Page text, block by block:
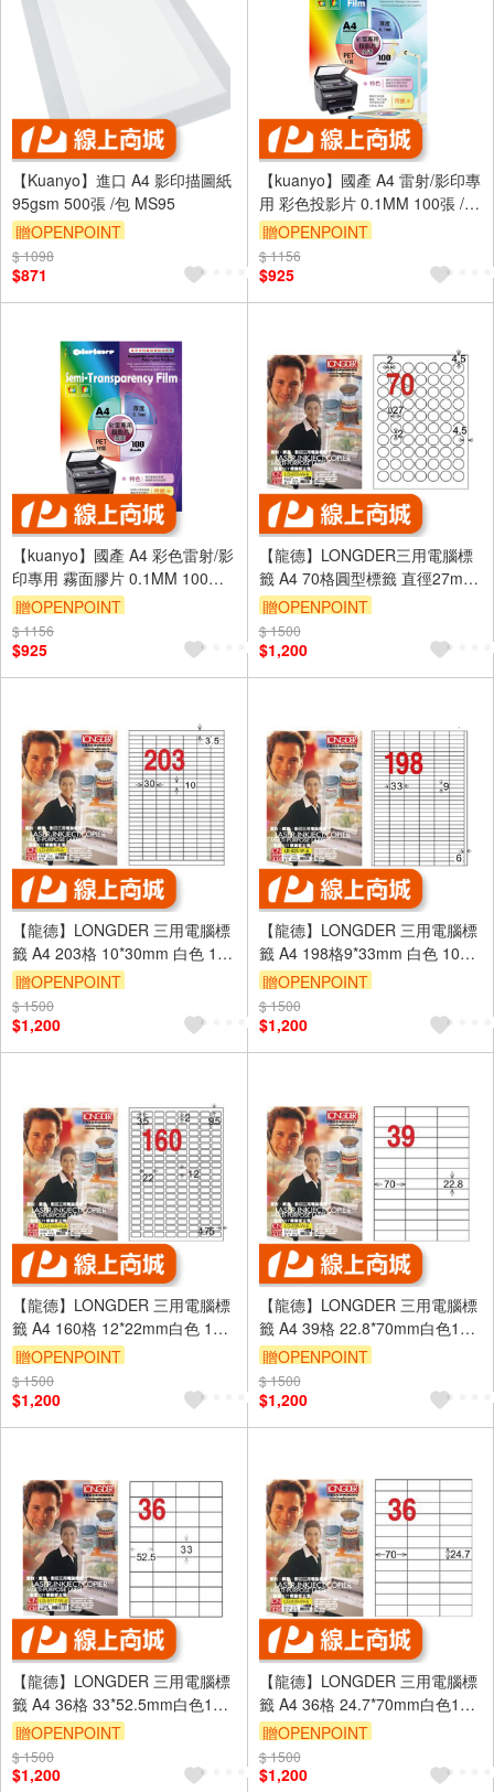
【Kuanyo】進口 A4 影印描圖紙
95gsm 500張 /包 MS95
贈OPENPOINT
$ 1098
$871
【kuanyo】國產 A4 雷射/影印專
用 彩色投影片 0.1MM 100張 /包
FSC01
贈OPENPOINT
$ 1156
$925
【kuanyo】國產 A4 彩色雷射/影
印專用 霧面膠片 0.1MM 100張 /
包 FC300
贈OPENPOINT
$ 1156
$925
【龍德】LONGDER三用電腦標
籤 A4 70格圓型標籤 直徑27mm
白色105張3盒/組 LD-822-W-
A(適用雷射、噴墨、影印)
贈OPENPOINT
$ 1500
$1,200
【龍德】LONGDER 三用電腦標
籤 A4 203格 10*30mm 白色 105
張 3盒/組 LD-850-W-A(適用雷
射、噴墨、影印)
贈OPENPOINT
$ 1500
$1,200
【龍德】LONGDER 三用電腦標
籤 A4 198格9*33mm 白色 105
張 3盒/組 LD-825-W-A(適用雷
射、噴墨、影印)
贈OPENPOINT
$ 1500
$1,200
【龍德】LONGDER 三用電腦標
籤 A4 160格 12*22mm白色 105
張 3盒/組 LD-8100-W-A(適用雷
射、噴墨、影印)
贈OPENPOINT
$ 1500
$1,200
【龍德】LONGDER 三用電腦標
籤 A4 39格 22.8*70mm白色105
張 3盒/組 LD-838-W-A(適用雷
射、噴墨、影印)
贈OPENPOINT
$ 1500
$1,200
【龍德】LONGDER 三用電腦標
籤 A4 36格 33*52.5mm白色105
張 3盒/組 LD-8117-W-A(適用雷
射、噴墨、影印)
贈OPENPOINT
$ 1500
$1,200
【龍德】LONGDER 三用電腦標
籤 A4 36格 24.7*70mm白色105
張 3盒/組 LD-830-W-A(適用雷
射、噴墨、影印)
贈OPENPOINT
$ 1500
$1,200